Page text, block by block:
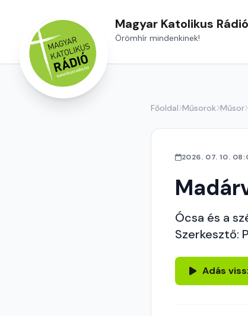
Magyar Katolikus Rádió
Örömhír mindenkinek!
Főoldal Műsorok Műsor
2026. 07. 10.
Ócsa és a
Szerkesztő:
Adás